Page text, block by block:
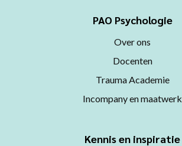
PAO Psychologie
Over ons
Docenten
Trauma Academie
Incompany en maatwerk
Kennis en inspiratie